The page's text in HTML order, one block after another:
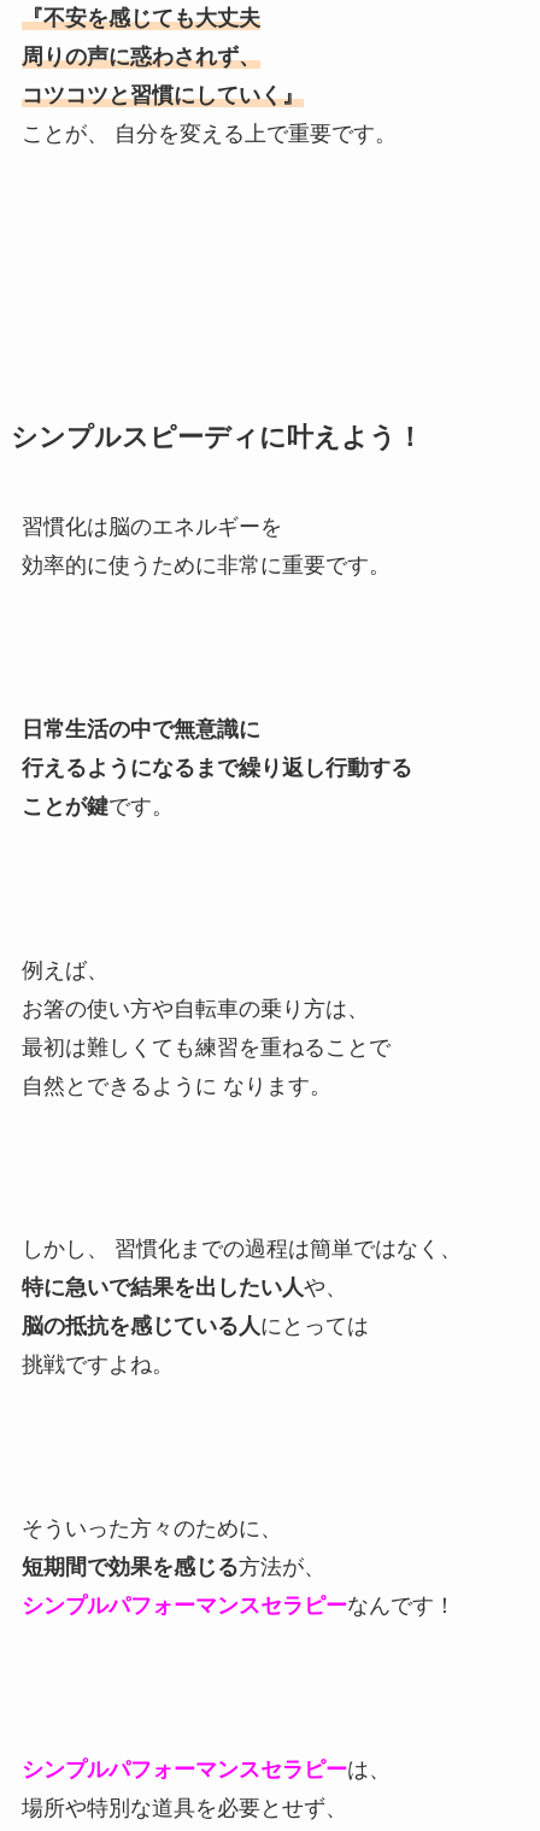
『不安を感じても大丈夫
周りの声に惑わされず、
コツコツと習慣にしていく』
ことが、 自分を変える上で重要です。
シンプルスピーディに叶えよう！
習慣化は脳のエネルギーを
効率的に使うために非常に重要です。
日常生活の中で無意識に
行えるようになるまで繰り返し行動する
ことが鍵です。
例えば、
お箸の使い方や自転車の乗り方は、
最初は難しくても練習を重ねることで
自然とできるように なります。
しかし、 習慣化までの過程は簡単ではなく、
特に急いで結果を出したい人や、
脳の抵抗を感じている人にとっては
挑戦ですよね。
そういった方々のために、
短期間で効果を感じる方法が、
シンプルパフォーマンスセラピーなんです！
シンプルパフォーマンスセラピーは、
場所や特別な道具を必要とせず、